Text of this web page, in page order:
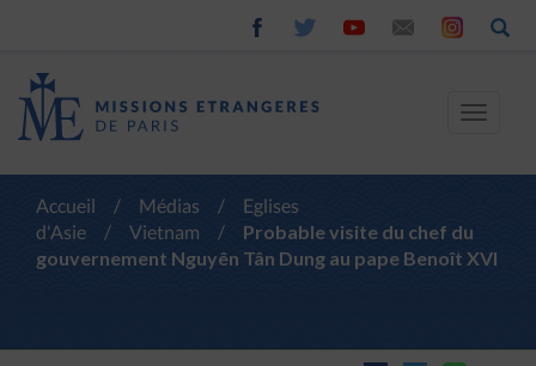
Toggle
Accueil / Médias /
Eglises
d'Asie
/ Vietnam /
Probable visite du chef du
gouvernement Nguyên Tân Dung au pape Benoît XVI